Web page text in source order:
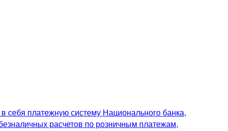
себя платежную систему Национального банка,
расчетов по розничным платежам,